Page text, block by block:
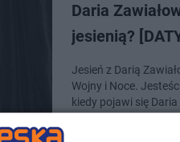
Daria
jesienią?
Jesień z Darią
Wojny i Noce.
kiedy pojawi się Daria